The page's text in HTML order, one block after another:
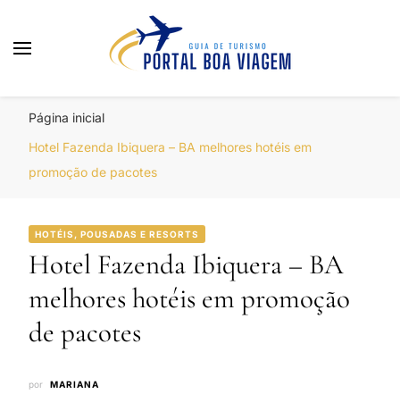
Página inicial
Hotel Fazenda Ibiquera – BA melhores hotéis em
promoção de pacotes
HOTÉIS, POUSADAS E RESORTS
Hotel Fazenda Ibiquera – BA
melhores hotéis em promoção
de pacotes
por MARIANA